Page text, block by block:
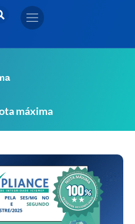
máxima